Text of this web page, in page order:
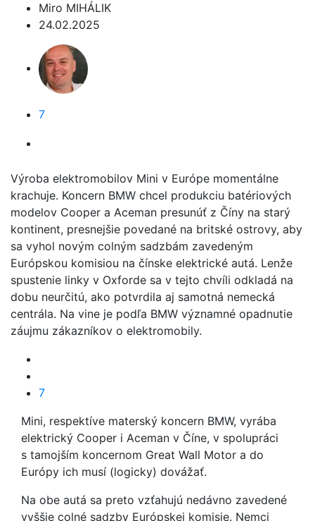
Miro MIHÁLIK
24.02.2025
7
Výroba elektromobilov Mini v Európe momentálne
krachuje. Koncern BMW chcel produkciu batériových
modelov Cooper a Aceman presunúť z Číny na starý
kontinent, presnejšie povedané na britské ostrovy, aby
sa vyhol novým colným sadzbám zavedeným
Európskou komisiou na čínske elektrické autá. Lenže
spustenie linky v Oxforde sa v tejto chvíli odkladá na
dobu neurčitú, ako potvrdila aj samotná nemecká
centrála. Na vine je podľa BMW významné opadnutie
záujmu zákazníkov o elektromobily.
7
Mini, respektíve materský koncern BMW, vyrába
elektrický Cooper i Aceman v Číne, v spolupráci
s tamojším koncernom Great Wall Motor a do
Európy ich musí (logicky) dovážať.
Na obe autá sa preto vzťahujú nedávno zavedené
vyššie colné sadzby Európskej komisie. Nemci